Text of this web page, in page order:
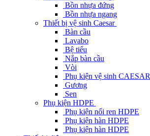
Bồn nhựa đứng
Bồn nhựa ngang
Thiết bị vệ sinh Caesar
Bàn cầu
Lavabo
Bệ tiểu
Nắp bàn cầu
Vòi
Phụ kiện vệ sinh CAESAR
Gương
Sen
Phụ kiện HDPE
Phụ kiện nối ren HDPE
Phụ kiện hàn HDPE
Phụ kiện hàn HDPE